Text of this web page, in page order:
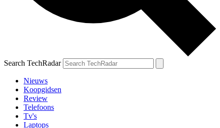
Search TechRadar
Nieuws
Koopgidsen
Review
Telefoons
Tv's
Laptops